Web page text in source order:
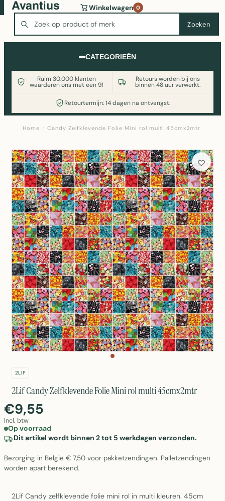
Zoeken
Winkelwagen 0
CATEGORIEËN
Ruim 30.000 klanten
waarderen ons met een 9!
Retours worden bij ons
binnen 48 uur verwerkt.
Retourtermijn: 14 dagen na ontvangst.
Wasmachine of koelkast nodig? Vergelijk alle prijzen op
Witgoedaanbod.nl
Home / Candy Zelfklevende Folie Mini rol multi 45cmx2mtr
2LIF
2Lif Candy Zelfklevende Folie Mini rol multi 45cmx2mtr
€9,55
Incl. btw
Op voorraad
Dit artikel wordt binnen 2 tot 5 werkdagen verzonden.
Bezorging in België € 7,50 voor pakketzendingen. Palletzendingen
worden apart berekend.
2Lif Candy zelfklevende folie mini rol in multi kleuren. 45cm